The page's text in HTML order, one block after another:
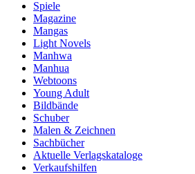
Spiele
Magazine
Mangas
Light Novels
Manhwa
Manhua
Webtoons
Young Adult
Bildbände
Schuber
Malen & Zeichnen
Sachbücher
Aktuelle Verlagskataloge
Verkaufshilfen